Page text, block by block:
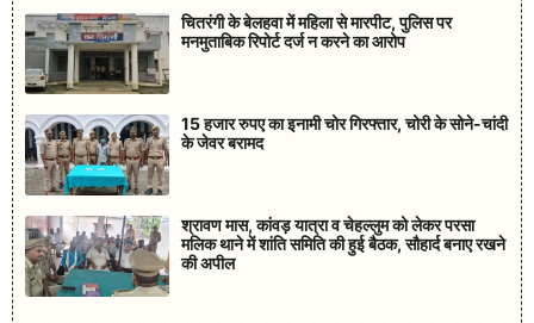
चितरंगी के बेलहवा में महिला से मारपीट, पुलिस पर
मनमुताबिक रिपोर्ट दर्ज न करने का आरोप
15 हजार रुपए का इनामी चोर गिरफ्तार, चोरी के सोने-चांदी
के जेवर बरामद
श्रावण मास, कांवड़ यात्रा व चेहल्लुम को लेकर परसा
मलिक थाने में शांति समिति की हुई बैठक, सौहार्द बनाए रखने
की अपील